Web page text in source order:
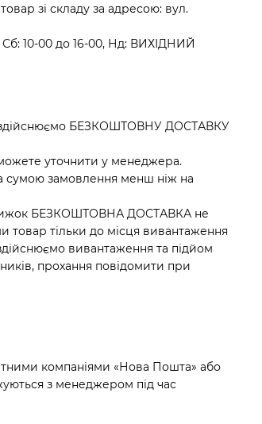
зі складу за адресою: вул.
10-00 до 16-00, Нд: ВИХІДНИЙ
здійснюємо БЕЗКОШТОВНУ ДОСТАВКУ
можете уточнити у менеджера.
сумою замовлення менш ніж на
БЕЗКОШТОВНА ДОСТАВКА не
тільки до місця вивантаження
вивантаження та підйом
прохання повідомити при
компаніями «Нова Пошта» або
з менеджером під час